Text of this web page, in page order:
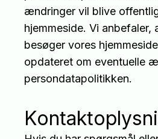
ændringer vil blive
hjemmeside. Vi
besøger vores
opdateret om eventuelle
persondatapolitikken.